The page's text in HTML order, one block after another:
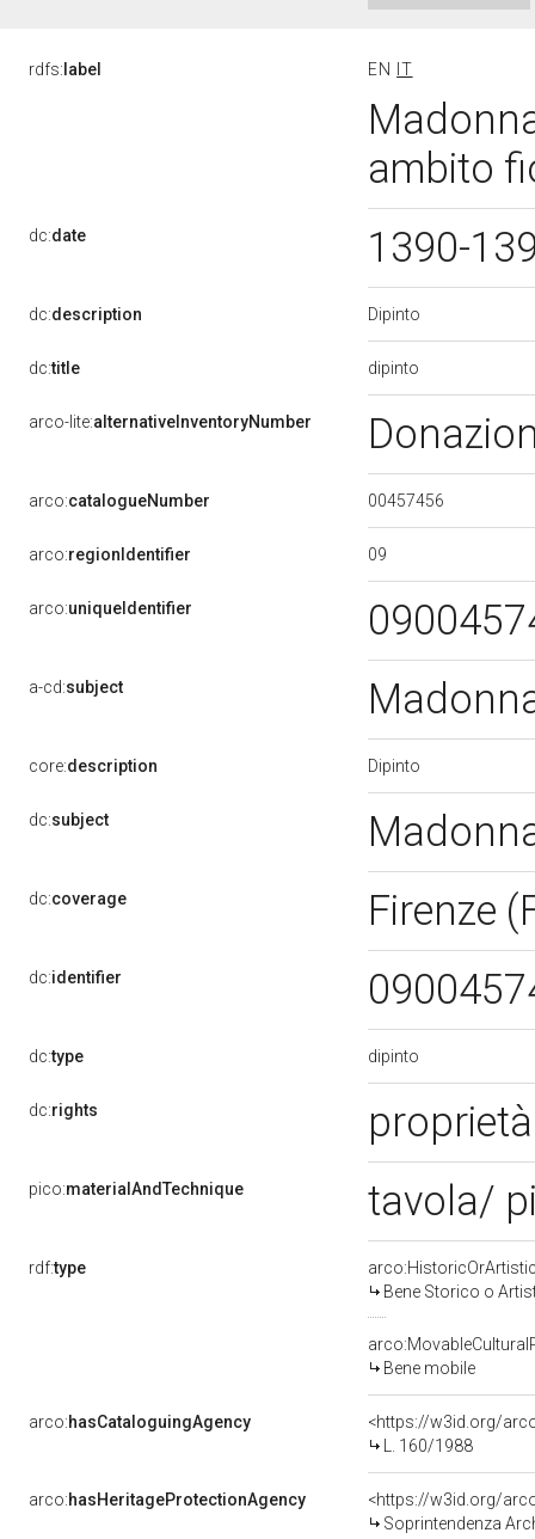
rdfs: label EN IT
ambito
dc:date 1390-
dc:description Dipinto
dc:title dipinto
arco-lite:alternativeInventoryNumber
arco:catalogueNumber 00457456
arco:regionIdentifier 09
arco:uniqueIdentifier
a-cd:subject
core:description Dipinto
dc:subject
dc:coverage Firenze
dc:identifier
dc:type dipinto
dc:rights
pico:materialAndTechnique tavola/
rdf:type
Bene Storico o
Bene mobile
arco:hasCataloguingAgency
<https://w3id.org/
L. 160/1988
arco:hasHeritageProtectionAgency
<https://w3id.org/
Soprintendenza